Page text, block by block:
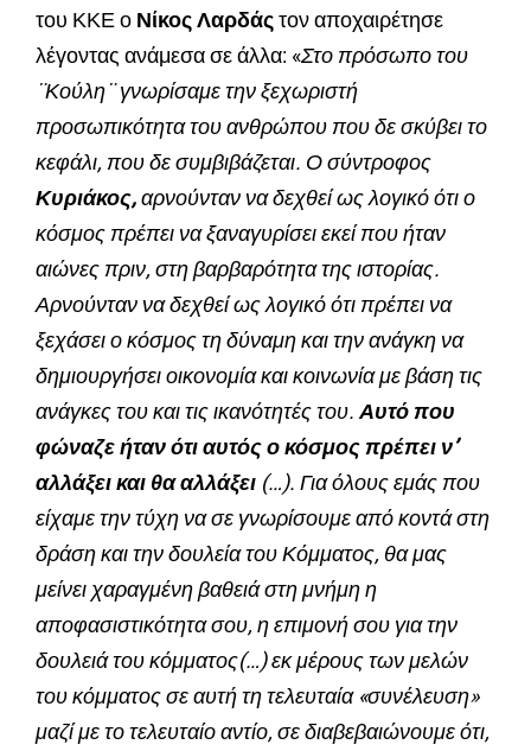
του ΚΚΕ ο Νίκος Λαρδάςτον αποχαιρέτησε
λέγοντας ανάμεσα σε άλλα: «Στο πρόσωπο του
¨Κούλη¨ γνωρίσαμε την ξεχωριστή
προσωπικότητα του ανθρώπου που δε σκύβει το
κεφάλι, που δε συμβιβάζεται. Ο σύντροφος
Κυριάκος,αρνούνταν να δεχθεί ως λογικό ότι ο
κόσμος πρέπει να ξαναγυρίσει εκεί που ήταν
αιώνες πριν, στη βαρβαρότητα της ιστορίας.
Αρνούνταν να δεχθεί ως λογικό ότι πρέπει να
ξεχάσει ο κόσμος τη δύναμη και την ανάγκη να
δημιουργήσει οικονομία και κοινωνία με βάση τις
ανάγκες του και τις ικανότητές του. Αυτό που
φώναζε ήταν ότι αυτός ο κόσμος πρέπει ν’
αλλάξει και θα αλλάξει (…). Για όλους εμάς που
είχαμε την τύχη να σε γνωρίσουμε από κοντά στη
δράση και την δουλεία του Κόμματος, θα μας
μείνει χαραγμένη βαθειά στη μνήμη η
αποφασιστικότητα σου, η επιμονή σου για την
δουλειά του κόμματος(…) εκ μέρους των μελών
του κόμματος σε αυτή τη τελευταία «συνέλευση»
μαζί με το τελευταίο αντίο, σε διαβεβαιώνουμε ότι,